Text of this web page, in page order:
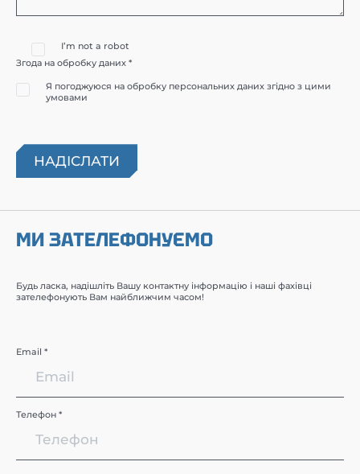
I’m not a robot
Згода на обробку даних *
Я погоджуюся на обробку персональних даних згідно з цими
умовами
МИ ЗАТЕЛЕФОНУЄМО
Будь ласка, надішліть Вашу контактну інформацію і наші фахівці
зателефонують Вам найближчим часом!
Email *
Телефон *